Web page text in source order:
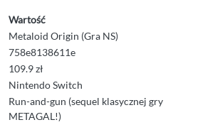
Wartość
Metaloid Origin (Gra NS)
758e8138611e
109.9 zł
Nintendo Switch
Run-and-gun (sequel klasycznej gry
METAGAL!)